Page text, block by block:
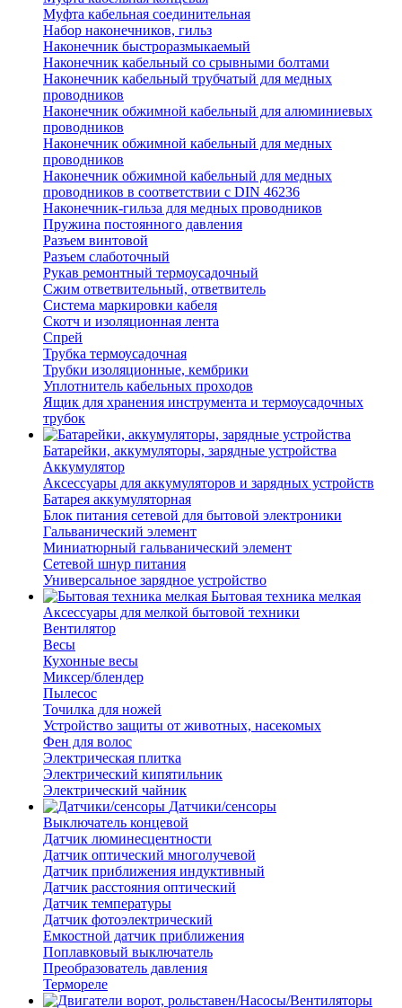
Муфта кабельная соединительная
Набор наконечников, гильз
Наконечник быстроразмыкаемый
Наконечник кабельный со срывными болтами
Наконечник кабельный трубчатый для медных
проводников
Наконечник обжимной кабельный для алюминиевых
проводников
Наконечник обжимной кабельный для медных
проводников
Наконечник обжимной кабельный для медных
проводников в соответствии с DIN 46236
Наконечник-гильза для медных проводников
Пружина постоянного давления
Разъем винтовой
Разъем слаботочный
Рукав ремонтный термоусадочный
Сжим ответвительный, ответвитель
Система маркировки кабеля
Скотч и изоляционная лента
Спрей
Трубка термоусадочная
Трубки изоляционные, кембрики
Уплотнитель кабельных проходов
Ящик для хранения инструмента и термоусадочных
трубок
Батарейки, аккумуляторы, зарядные устройства
Аккумулятор
Аксессуары для аккумуляторов и зарядных устройств
Батарея аккумуляторная
Блок питания сетевой для бытовой электроники
Гальванический элемент
Миниатюрный гальванический элемент
Сетевой шнур питания
Универсальное зарядное устройство
Бытовая техника мелкая
Аксессуары для мелкой бытовой техники
Вентилятор
Весы
Кухонные весы
Миксер/блендер
Пылесос
Точилка для ножей
Устройство защиты от животных, насекомых
Фен для волос
Электрическая плитка
Электрический кипятильник
Электрический чайник
Датчики/сенсоры
Выключатель концевой
Датчик люминесцентности
Датчик оптический многолучевой
Датчик приближения индуктивный
Датчик расстояния оптический
Датчик температуры
Датчик фотоэлектрический
Емкостной датчик приближения
Поплавковый выключатель
Преобразователь давления
Термореле